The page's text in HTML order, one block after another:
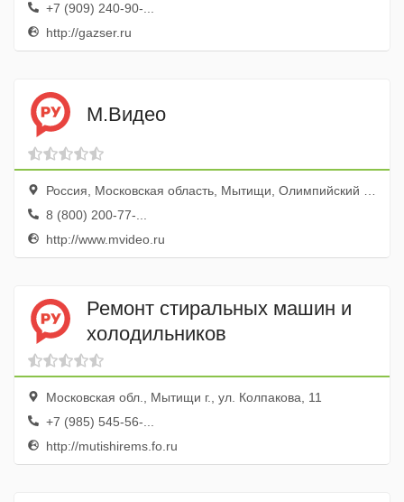
+7 (909) 240-90-...
http://gazser.ru
М.Видео
Россия, Московская область, Мытищи, Олимпийский проспект, с10
8 (800) 200-77-...
http://www.mvideo.ru
Ремонт стиральных машин и
холодильников
Московская обл., Мытищи г., ул. Колпакова, 11
+7 (985) 545-56-...
http://mutishirems.fo.ru